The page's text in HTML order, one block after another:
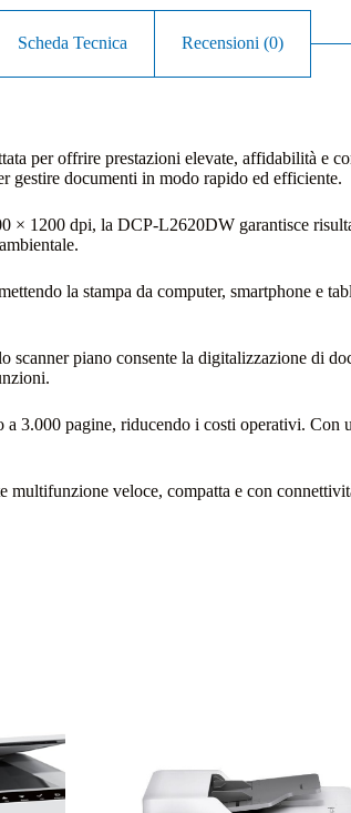
Scheda Tecnica Recensioni (0)
per offrire prestazioni elevate, affidabilità e
gestire documenti in modo rapido ed efficiente.
× 1200 dpi, la DCP-L2620DW garantisce
la stampa da computer, smartphone e
piano consente la digitalizzazione di
3.000 pagine, riducendo i costi operativi.
veloce, compatta e con